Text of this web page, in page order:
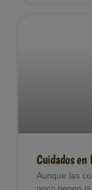
Cuidados en
Aunque las